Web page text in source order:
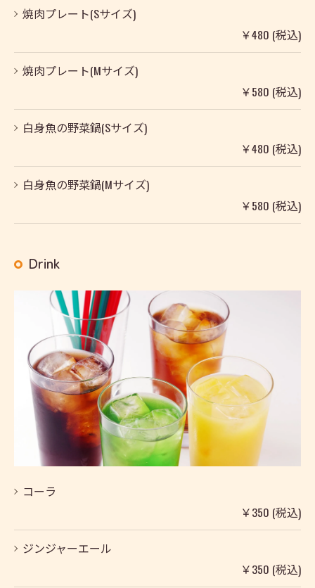
焼肉プレート(Sサイズ)
￥480 (税込)
焼肉プレート(Mサイズ)
￥580 (税込)
白身魚の野菜鍋(Sサイズ)
￥480 (税込)
白身魚の野菜鍋(Mサイズ)
￥580 (税込)
Drink
コーラ
￥350 (税込)
ジンジャーエール
￥350 (税込)